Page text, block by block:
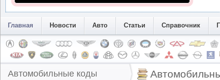
Главная Новости Авто Статьи Справочник
Автомобильные коды